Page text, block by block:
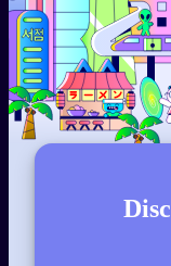
Sarah새
Migaku、心